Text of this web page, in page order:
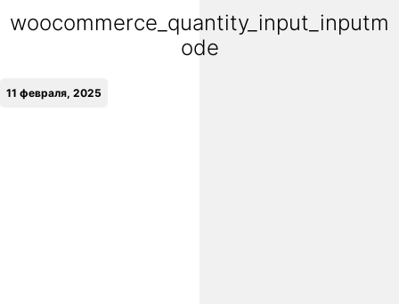
woocommerce_quantity_input_inputm
ode
11 февраля, 2025